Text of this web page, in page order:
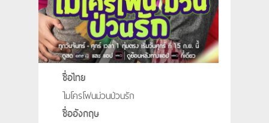
ชื่อไทย
ไมโครโฟนม่วนป่วนรัก
ชื่ออังกฤษ